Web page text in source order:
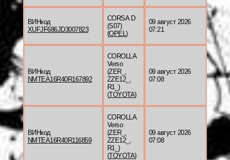
ВИНкод
XUFJF686JD3007823
CORSA D
(S07)
(OPEL)
09 август 2026
07:21
ВИНкод
NMTEA16R40R167892
COROLLA
Verso
(ZER_,
ZZE12_,
R1_)
(TOYOTA)
09 август 2026
07:08
ВИНкод
NMTEA16R40R116859
COROLLA
Verso
(ZER_,
ZZE12_,
R1_)
(TOYOTA)
09 август 2026
07:08